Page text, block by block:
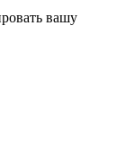
вашу